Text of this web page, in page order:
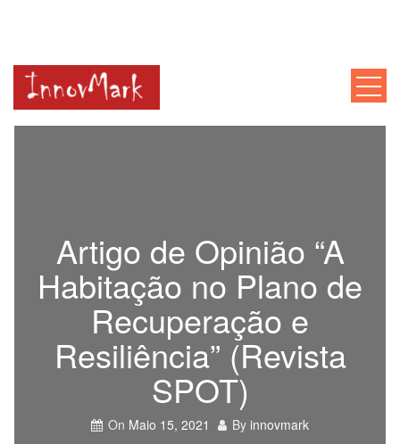
INNOVMARK
Artigo de Opinião “A
Habitação no Plano de
Recuperação e
Resiliência” (Revista
SPOT)
On Maio 15, 2021 By innovmark